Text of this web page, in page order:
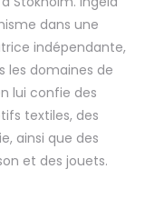
dans une
indépendante,
les domaines de
lui confie des
textiles, des
ainsi que des
et des jouets.